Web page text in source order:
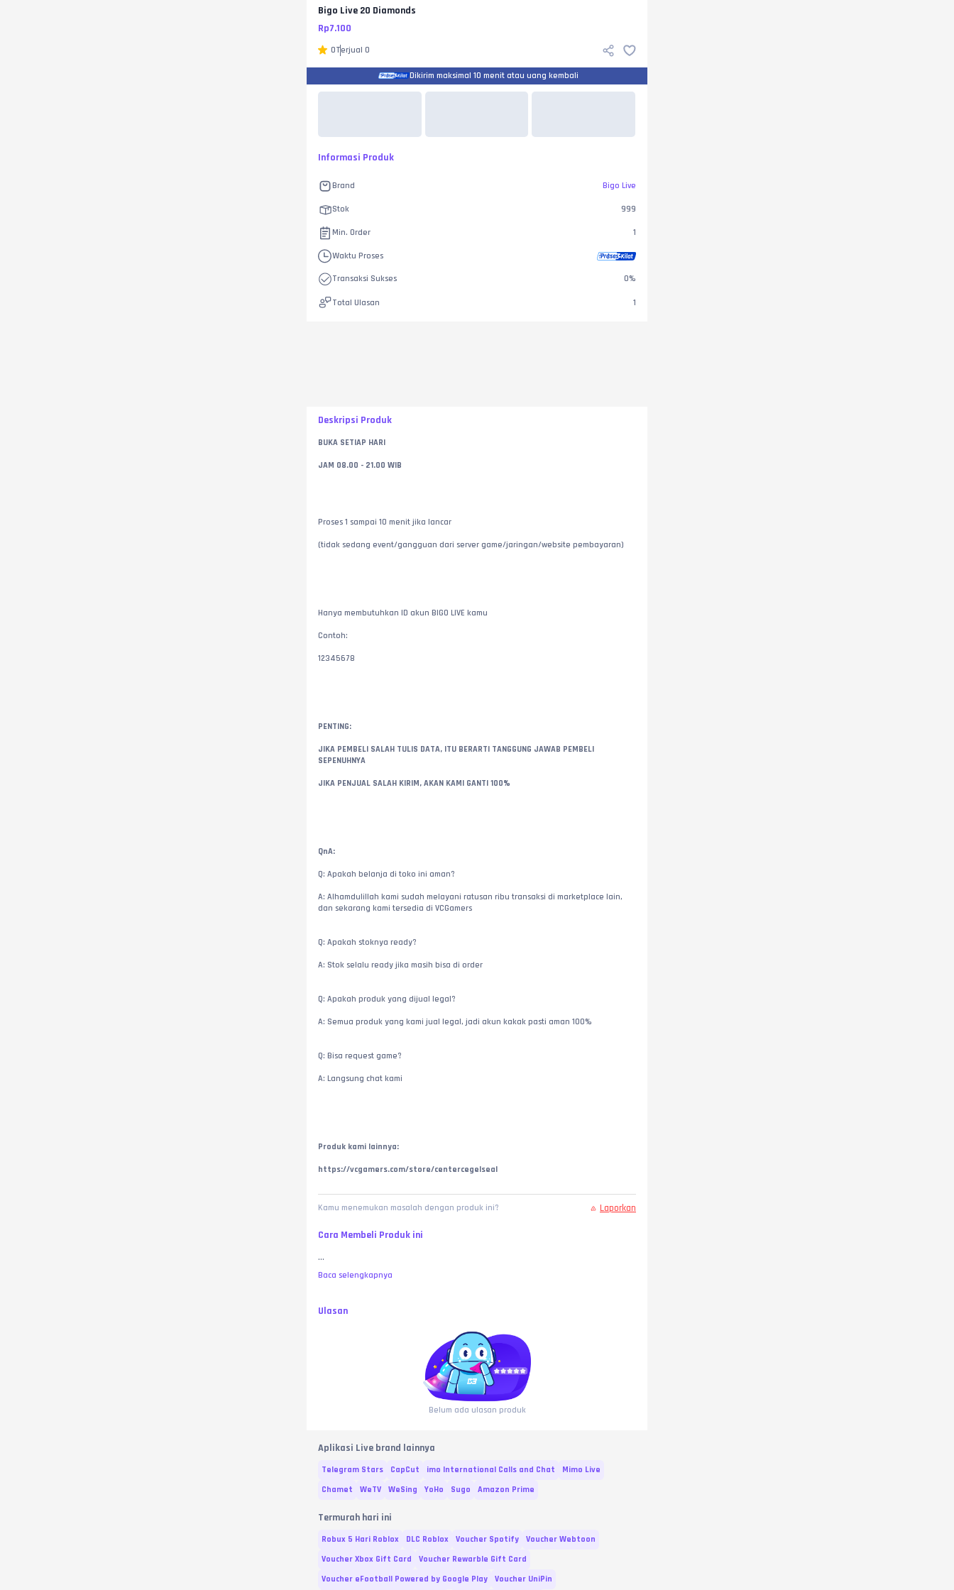
Bigo Live 20 Diamonds
Rp7.100
0Terjual 0
Dikirim maksimal 10 menit atau uang kembali
Informasi Produk
Brand Bigo Live
Stok 999
Min. Order 1
Waktu Proses
Transaksi Sukses 0%
Total Ulasan 1
Deskripsi Produk
BUKA SETIAP HARI
JAM 08.00 - 21.00 WIB
Proses 1 sampai 10 menit jika lancar
(tidak sedang event/gangguan dari server game/jaringan/website pembayaran)
Hanya membutuhkan ID akun BIGO LIVE kamu
Contoh:
12345678
PENTING:
JIKA PEMBELI SALAH TULIS DATA, ITU BERARTI TANGGUNG JAWAB PEMBELI
SEPENUHNYA
JIKA PENJUAL SALAH KIRIM, AKAN KAMI GANTI 100%
QnA:
Q: Apakah belanja di toko ini aman?
A: Alhamdulillah kami sudah melayani ratusan ribu transaksi di marketplace lain,
dan sekarang kami tersedia di VCGamers
Q: Apakah stoknya ready?
A: Stok selalu ready jika masih bisa di order
Q: Apakah produk yang dijual legal?
A: Semua produk yang kami jual legal, jadi akun kakak pasti aman 100%
Q: Bisa request game?
A: Langsung chat kami
Produk kami lainnya:
https://vcgamers.com/store/centercegelseal
Kamu menemukan masalah dengan produk ini? Laporkan
Cara Membeli Produk ini
...
Baca selengkapnya
Ulasan
Belum ada ulasan produk
Aplikasi Live brand lainnya
Telegram Stars CapCut imo International Calls and Chat
Mimo Live
Chamet
WeTV WeSing YoHo Sugo Amazon Prime
Termurah hari ini
Robux 5 Hari Roblox DLC Roblox Voucher Spotify
Voucher Webtoon
Voucher Xbox Gift Card
Voucher Rewarble Gift Card
Voucher eFootball Powered by Google Play
Voucher UniPin